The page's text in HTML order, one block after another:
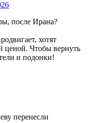
после Ирана?
хотят
ценой. Чтобы вернуть
и подонки!
перенесли